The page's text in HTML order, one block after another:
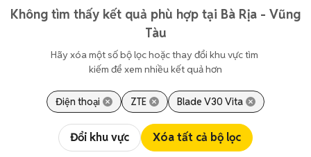
Không tìm thấy kết quả phù hợp tại Bà Rịa - Vũng
Tàu
Hãy xóa một số bộ lọc hoặc thay đổi khu vực tìm
kiếm để xem nhiều kết quả hơn
Điện thoại ZTE Blade V30 Vita
Đổi khu vực Xóa tất cả bộ lọc